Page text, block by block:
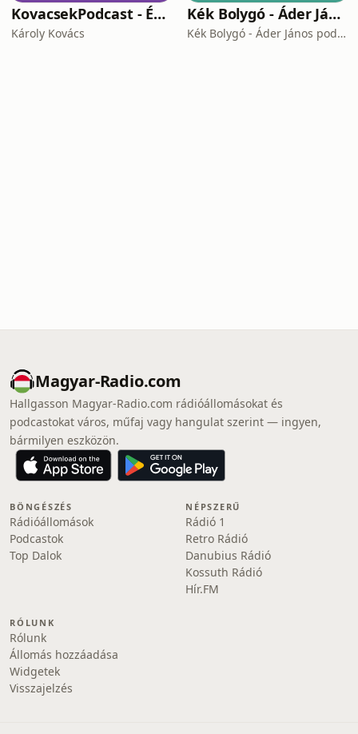
KovacsekPodcast - Értékes beszélgetések
Károly Kovács
Kék Bolygó - Áder János podcastja
Kék Bolygó - Áder János podcastja
Magyar-Radio.com
Hallgasson Magyar-Radio.com rádióállomásokat és
podcastokat város, műfaj vagy hangulat szerint — ingyen,
bármilyen eszközön.
BÖNGÉSZÉS
Rádióállomások
Podcastok
Top Dalok
NÉPSZERŰ
Rádió 1
Retro Rádió
Danubius Rádió
Kossuth Rádió
Hír.FM
RÓLUNK
Rólunk
Állomás hozzáadása
Widgetek
Visszajelzés